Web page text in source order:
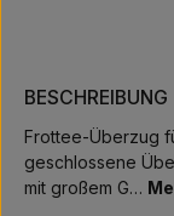
BESCHREIBUNG
Frottee-Überzug
geschlossene
mit großem G…